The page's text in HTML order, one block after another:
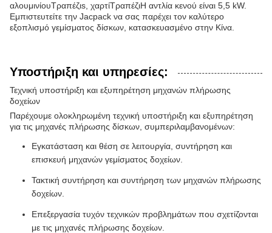
αλουμινίουΤραπέζιs, χαρτίΤραπέζιΗ αντλία κενού είναι 5,5 kW.
Εμπιστευτείτε την Jacpack να σας παρέχει τον καλύτερο
εξοπλισμό γεμίσματος δίσκων, κατασκευασμένο στην Κίνα.
Υποστήριξη και υπηρεσίες:
Τεχνική υποστήριξη και εξυπηρέτηση μηχανών πλήρωσης
δοχείων
Παρέχουμε ολοκληρωμένη τεχνική υποστήριξη και εξυπηρέτηση
για τις μηχανές πλήρωσης δίσκων, συμπεριλαμβανομένων:
Εγκατάσταση και θέση σε λειτουργία, συντήρηση και
επισκευή μηχανών γεμίσματος δοχείων.
Τακτική συντήρηση και συντήρηση των μηχανών πλήρωσης
δοχείων.
Επεξεργασία τυχόν τεχνικών προβλημάτων που σχετίζονται
με τις μηχανές πλήρωσης δοχείων.